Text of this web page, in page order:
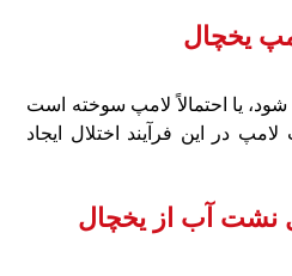
یخچال
یا احتمالاً لامپ سوخته است
در این فرآیند اختلال ایجاد
نشت آب از یخچال